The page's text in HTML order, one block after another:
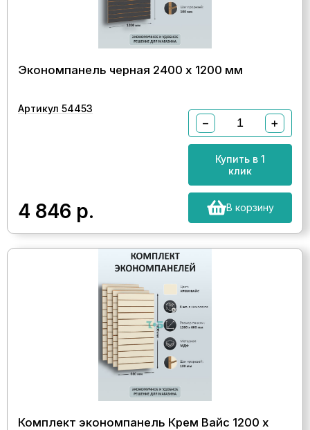
Экономпанель черная 2400 х 1200 мм
Артикул 54453
4 846 р.
− +
Купить в 1
клик
В корзину
Комплект экономпанель Крем Вайс 1200 х